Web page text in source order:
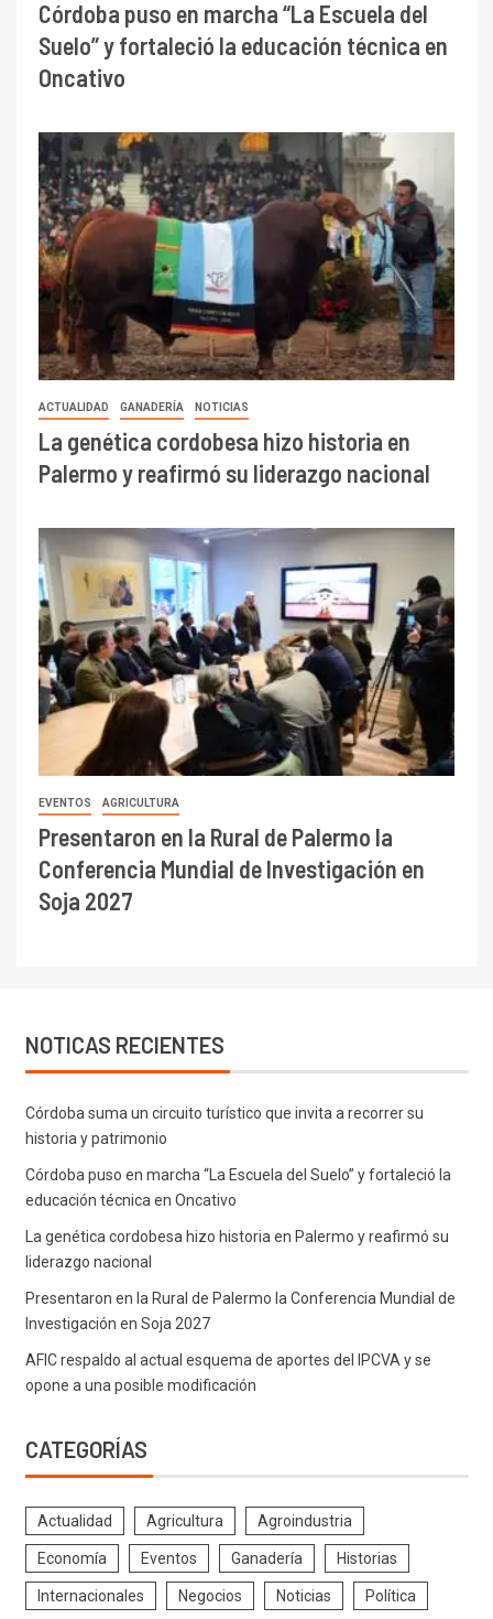
Córdoba puso en marcha “La Escuela del
Suelo” y fortaleció la educación técnica en
Oncativo
ACTUALIDAD GANADERÍA NOTICIAS
La genética cordobesa hizo historia en
Palermo y reafirmó su liderazgo nacional
EVENTOS AGRICULTURA
Presentaron en la Rural de Palermo la
Conferencia Mundial de Investigación en
Soja 2027
NOTICAS RECIENTES
Córdoba suma un circuito turístico que invita a recorrer su
historia y patrimonio
Córdoba puso en marcha “La Escuela del Suelo” y fortaleció la
educación técnica en Oncativo
La genética cordobesa hizo historia en Palermo y reafirmó su
liderazgo nacional
Presentaron en la Rural de Palermo la Conferencia Mundial de
Investigación en Soja 2027
AFIC respaldo al actual esquema de aportes del IPCVA y se
opone a una posible modificación
CATEGORÍAS
Actualidad Agricultura Agroindustria
Economía Eventos Ganadería Historias
Internacionales Negocios Noticias Política